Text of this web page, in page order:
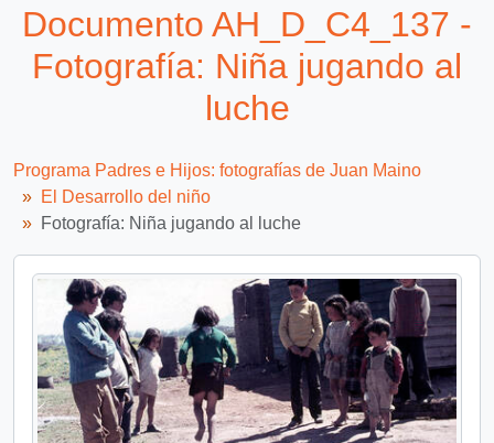
Documento AH_D_C4_137 -
Fotografía: Niña jugando al
luche
Programa Padres e Hijos: fotografías de Juan Maino
El Desarrollo del niño
Fotografía: Niña jugando al luche